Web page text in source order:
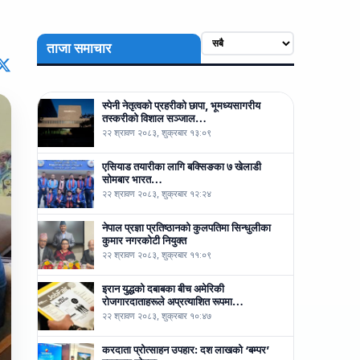
ताजा समाचार
स्पेनी नेतृत्वको प्रहरीको छापा, भूमध्यसागरीय
तस्करीको विशाल सञ्जाल…
२२ श्रावण २०८३, शुक्रबार १३:०९
एसियाड तयारीका लागि बक्सिङका ७ खेलाडी
सोमबार भारत…
२२ श्रावण २०८३, शुक्रबार १२:२४
नेपाल प्रज्ञा प्रतिष्ठानको कुलपतिमा सिन्धुलीका
कुमार नगरकोटी नियुक्त
२२ श्रावण २०८३, शुक्रबार ११:०९
इरान युद्धको दबाबका बीच अमेरिकी
रोजगारदाताहरूले अप्रत्याशित रूपमा…
२२ श्रावण २०८३, शुक्रबार १०:४७
करदाता प्रोत्साहन उपहार: दश लाखको ‘बम्पर’